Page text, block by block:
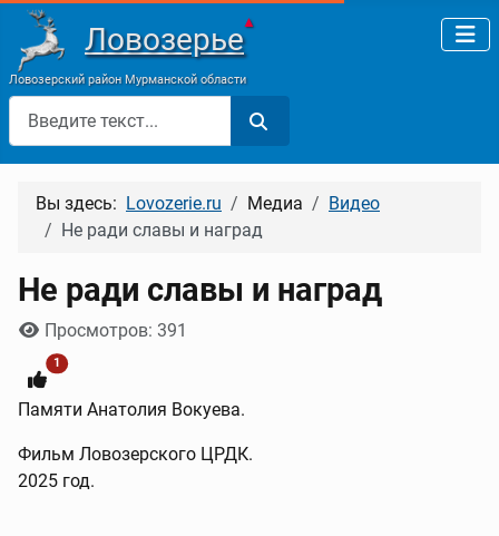
Ловозерье▲
Ловозерский район Мурманской области
Поиск
Вы здесь: Lovozerie.ru Медиа
Видео
Не ради славы и наград
Не ради славы и наград
Информация о материале
Просмотров: 391
1
Памяти Анатолия Вокуева.
Фильм Ловозерского ЦРДК.
2025 год.